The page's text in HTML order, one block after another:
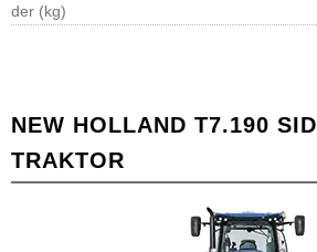
der (kg)
NEW HOLLAND T7.190
TRAKTOR